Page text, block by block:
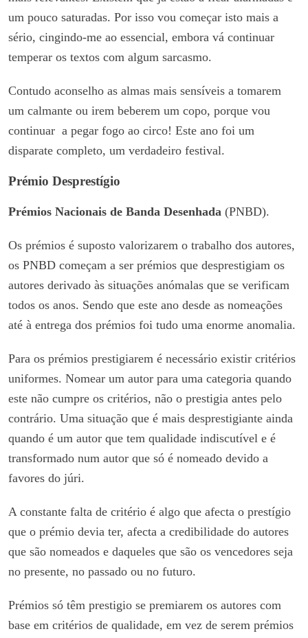
um pouco saturadas. Por isso vou começar isto mais a
sério, cingindo-me ao essencial, embora vá continuar
temperar os textos com algum sarcasmo.
Contudo aconselho as almas mais sensíveis a tomarem
um calmante ou irem beberem um copo, porque vou
continuar a pegar fogo ao circo! Este ano foi um
disparate completo, um verdadeiro festival.
Prémio Desprestígio
Prémios Nacionais de Banda Desenhada (PNBD).
Os prémios é suposto valorizarem o trabalho dos autores,
os PNBD começam a ser prémios que desprestigiam os
autores derivado às situações anómalas que se verificam
todos os anos. Sendo que este ano desde as nomeações
até à entrega dos prémios foi tudo uma enorme anomalia.
Para os prémios prestigiarem é necessário existir critérios
uniformes. Nomear um autor para uma categoria quando
este não cumpre os critérios, não o prestigia antes pelo
contrário. Uma situação que é mais desprestigiante ainda
quando é um autor que tem qualidade indiscutível e é
transformado num autor que só é nomeado devido a
favores do júri.
A constante falta de critério é algo que afecta o prestígio
que o prémio devia ter, afecta a credibilidade do autores
que são nomeados e daqueles que são os vencedores seja
no presente, no passado ou no futuro.
Prémios só têm prestigio se premiarem os autores com
base em critérios de qualidade, em vez de serem prémios